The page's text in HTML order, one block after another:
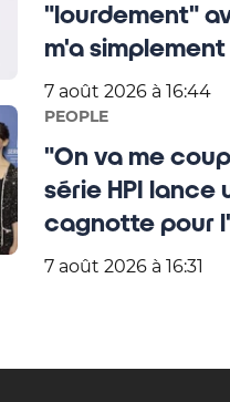
"lourdement"
m'a
7 août 2026 à 16:44
PEOPLE
"On va me
série HPI lance
cagnotte pour
7 août 2026 à 16:31